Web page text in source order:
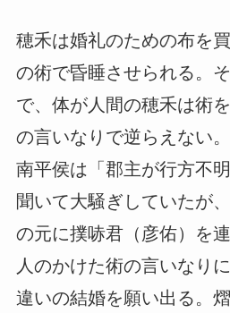
穂禾は婚礼のための布を
の術で昏睡させられる。
で、体が人間の穂禾は術
の言いなりで逆らえない。
南平侯は「郡主が行方不
聞いて大騒ぎしていたが
の元に撲哧君（彦佑）を
人のかけた術の言いなり
違いの結婚を願い出る。